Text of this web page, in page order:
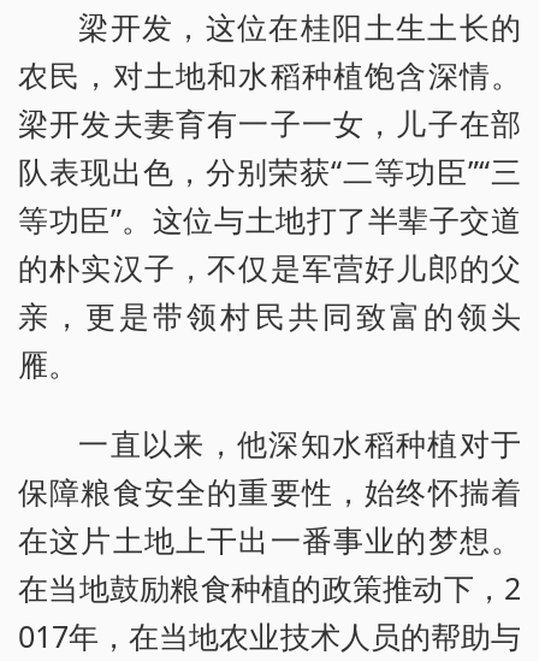
梁开发，这位在桂阳土生土长的
农民，对土地和水稻种植饱含深情。
梁开发夫妻育有一子一女，儿子在部
队表现出色，分别荣获“二等功臣”“三
等功臣”。这位与土地打了半辈子交道
的朴实汉子，不仅是军营好儿郎的父
亲，更是带领村民共同致富的领头
雁。
一直以来，他深知水稻种植对于
保障粮食安全的重要性，始终怀揣着
在这片土地上干出一番事业的梦想。
在当地鼓励粮食种植的政策推动下，2
017年，在当地农业技术人员的帮助与